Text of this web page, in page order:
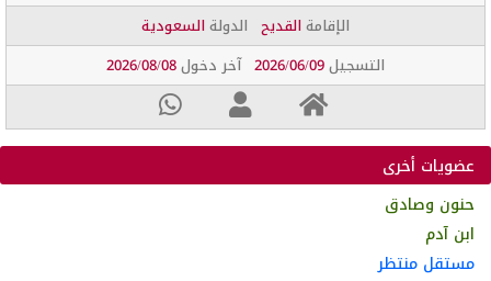
الإقامةالقديح الدولةالسعودية
التسجيل2026/06/09 آخر دخول2026/08/08
عضويات أخرى
حنون وصادق
ابن آدم
مستقل منتظر